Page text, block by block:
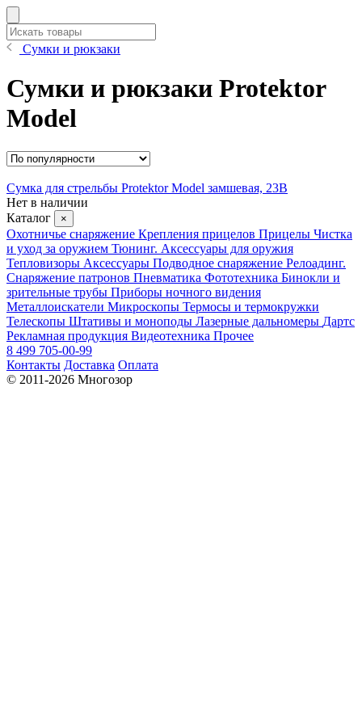
Сумки и рюкзаки
Сумки и рюкзаки Protektor
Model
Сумка для стрельбы Protektor Model замшевая, 23B
Нет в наличии
Каталог
×
Охотничье снаряжение Крепления прицелов Прицелы Чистка
и уход за оружием Тюнинг. Аксессуары для оружия
Тепловизоры Аксессуары Подводное снаряжение Релоадинг.
Снаряжение патронов Пневматика Фототехника Бинокли и
зрительные трубы Приборы ночного видения
Металлоискатели Микроскопы Термосы и термокружки
Телескопы Штативы и моноподы Лазерные дальномеры Дартс
Рекламная продукция Видеотехника Прочее
8 499 705-00-99
Контакты Доставка Оплата
© 2011-2026 Многозор